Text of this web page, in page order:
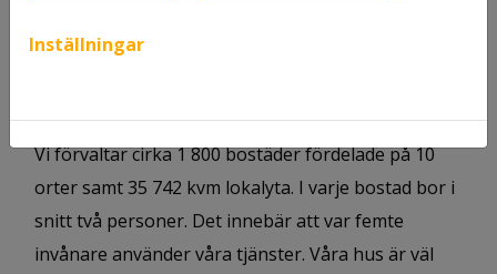
verksamma med att bygga
och förvalta bostäder åt
Vi förvaltar cirka 1 800 bostäder fördelade på 10
orter samt 35 742 kvm lokalyta. I varje bostad bor i
snitt två personer. Det innebär att var femte
invånare använder våra tjänster. Våra hus är väl
Inställningar